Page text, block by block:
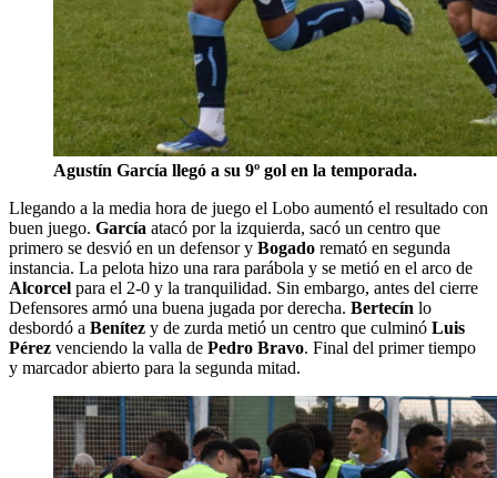
Agustín García llegó a su 9º gol en la temporada.
Llegando a la media hora de juego el Lobo aumentó el resultado con
buen juego. García atacó por la izquierda, sacó un centro que
primero se desvió en un defensor y Bogado remató en segunda
instancia. La pelota hizo una rara parábola y se metió en el arco de
Alcorcel para el 2-0 y la tranquilidad. Sin embargo, antes del cierre
Defensores armó una buena jugada por derecha. Bertecín lo
desbordó a Benítez y de zurda metió un centro que culminó Luis
Pérez venciendo la valla de Pedro Bravo. Final del primer tiempo
y marcador abierto para la segunda mitad.